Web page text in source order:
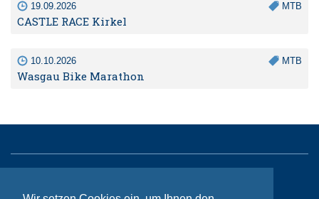
19.09.2026 MTB
CASTLE RACE Kirkel
10.10.2026 MTB
Wasgau Bike Marathon